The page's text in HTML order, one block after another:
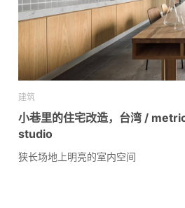
建筑
小巷里的住宅改造，台湾 /
studio
狭长场地上明亮的室内空间